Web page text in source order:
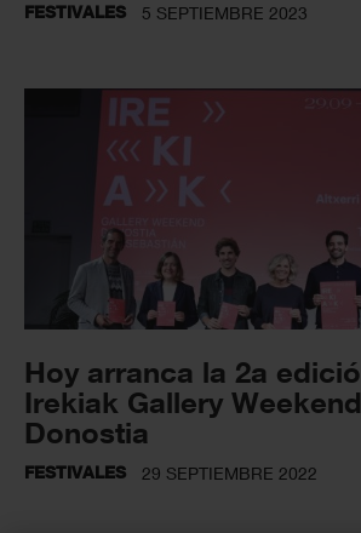
FESTIVALES 5 SEPTIEMBRE 2023
Hoy arranca la 2a
Irekiak Gallery
Donostia
FESTIVALES 29 SEPTIEMBRE 2022